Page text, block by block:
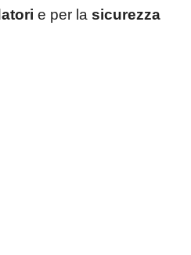
e per la sicurezza